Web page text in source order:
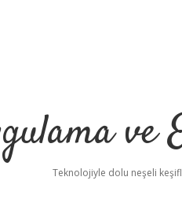
ve
Teknolojiyle dolu neşeli